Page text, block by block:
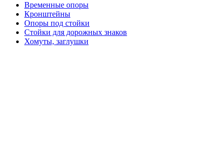
Временные опоры
Кронштейны
Опоры под стойки
Стойки для дорожных знаков
Хомуты, заглушки